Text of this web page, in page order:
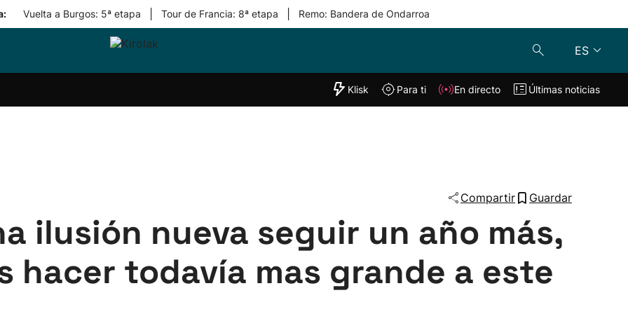
Vuelta a Burgos: 5ª etapa Tour de Francia: 8ª etapa Remo: Bandera de Ondarroa
ES
Equipos
"Helmuga"
Klisk En directo
Klisk Para ti En directo Últimas noticias
Compartir Guardar
ilusión nueva seguir un año más,
hacer todavía mas grande a este